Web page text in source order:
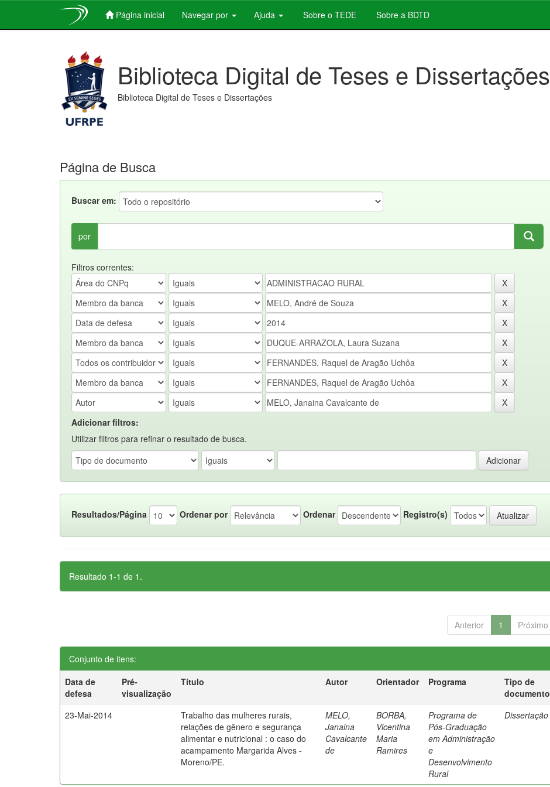
Página inicial Navegar por Ajuda Sobre o TEDE Sobre a BDTD
Biblioteca Digital de Teses e Dissertações
Biblioteca Digital de Teses e Dissertações
Página de Busca
Buscar em:
por
Filtros correntes:
Adicionar filtros:
Utilizar filtros para refinar o resultado de busca.
Resultados/Página Ordenar por Ordenar Registro(s)
Resultado 1-1 de 1.
Anterior 1 Próximo
Conjunto de itens:
Data de
defesa
Pré-
visualização
Título Autor Orientador Programa
Tipo de
documento
23-Mai-2014
Trabalho das mulheres rurais,
relações de gênero e segurança
alimentar e nutricional : o caso do
acampamento Margarida Alves -
Moreno/PE.
MELO,
Janaina
Cavalcante
de
BORBA,
Vicentina
Maria
Ramires
Programa de
Pós-Graduação
em Administração
e
Desenvolvimento
Rural
Dissertação